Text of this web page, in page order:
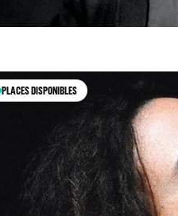
PLACES DISPONIBLES